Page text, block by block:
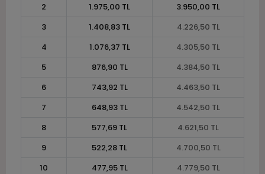
2
1.975,00 TL
3.950,00 TL
3
1.408,83 TL
4.226,50 TL
4
1.076,37 TL
4.305,50 TL
5
876,90 TL
4.384,50 TL
6
743,92 TL
4.463,50 TL
7
648,93 TL
4.542,50 TL
8
577,69 TL
4.621,50 TL
9
522,28 TL
4.700,50 TL
10
477,95 TL
4.779,50 TL